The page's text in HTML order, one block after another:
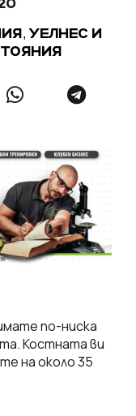
,УЕЛНЕС И
по-ниска
Костната ви
на около 35